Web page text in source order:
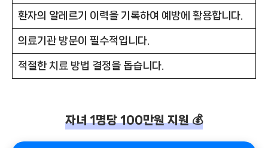
환자의 알레르기 이력을 기록하여 예방에 활용합니다.
의료기관 방문이 필수적입니다.
적절한 치료 방법 결정을 돕습니다.
자녀 1명당 100만원 지원 💰